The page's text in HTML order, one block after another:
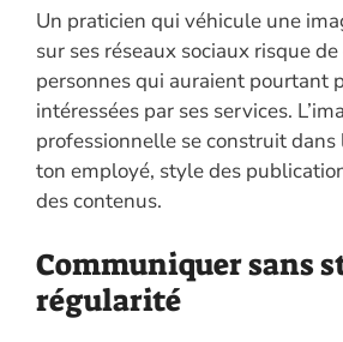
Un praticien qui véhicule une
sur ses réseaux sociaux risque
personnes qui auraient pourtant
intéressées par ses services.
professionnelle se construit dans
ton employé, style des
des contenus.
Communiquer sans
régularité